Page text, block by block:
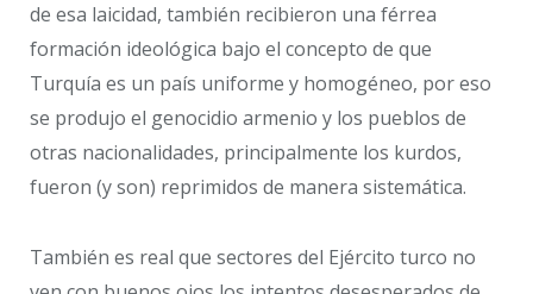
de esa laicidad, también recibieron una férrea
formación ideológica bajo el concepto de que
Turquía es un país uniforme y homogéneo, por eso
se produjo el genocidio armenio y los pueblos de
otras nacionalidades, principalmente los kurdos,
fueron (y son) reprimidos de manera sistemática.
También es real que sectores del Ejército turco no